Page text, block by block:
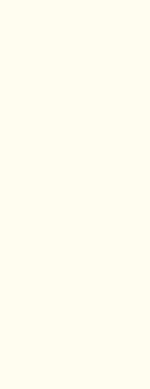
ったです。
をいただき誠
が。 メーカ